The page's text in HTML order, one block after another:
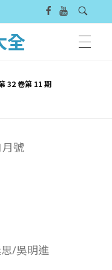
全
32 卷第 11 期
號
/吳明進